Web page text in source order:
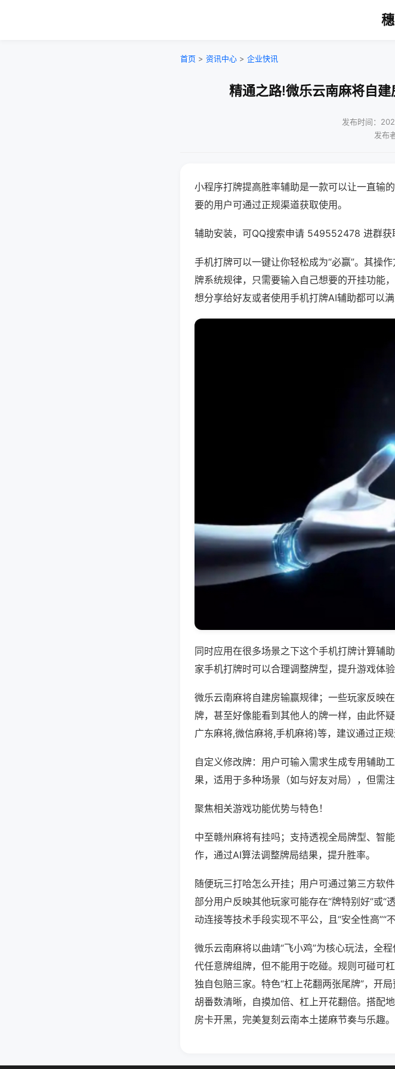
首页 > 资讯中心 > 企业快讯
精通之路!微乐云南麻将自
发布时间：
发布
小程序打牌提高胜率辅助是一款可以让一直输
要的用户可通过正规渠道获取使用。
辅助安装，可QQ搜索申请 549552478 进群获
手机打牌可以一键让你轻松成为“必赢”。其操
牌系统规律，只需要输入自己想要的开挂功能
想分享给好友或者使用手机打牌AI辅助都可以满
同时应用在很多场景之下这个手机打牌计算辅
家手机打牌时可以合理调整牌型，提升游戏体
微乐云南麻将自建房输赢规律；一些玩家反映
牌，甚至好像能看到其他人的牌一样，由此怀
广东麻将,微信麻将,手机麻将)等，建议通过正规
自定义修改牌：用户可输入需求生成专用辅助
果，适用于多种场景（如与好友对局），但需
聚焦相关游戏功能优势与特色！
中至赣州麻将有挂吗；支持透视全局牌型、智
作，通过AI算法调整牌局结果，提升胜率。
随便玩三打哈怎么开挂；用户可通过第三方软件
部分用户反映其他玩家可能存在“牌特别好”或“
动连接等技术手段实现不平公，且“安全性高”“不
微乐云南麻将以曲靖“飞小鸡”为核心玩法，全
代任意牌组牌，但不能用于吃碰。规则可碰可
独自包赔三家。特色“杠上花翻两张尾牌”，开
胡番数清晰，自摸加倍、杠上开花翻倍。搭配
房卡开黑，完美复刻云南本土搓麻节奏与乐趣。